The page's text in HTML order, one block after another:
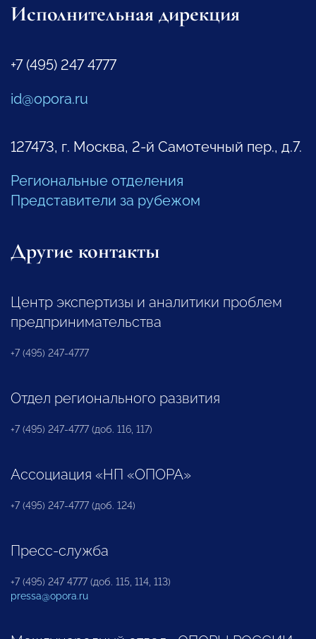
Исполнительная дирекция
+7 (495) 247 4777
id@opora.ru
127473, г. Москва, 2-й Самотечный пер., д.7.
Региональные отделения
Представители за рубежом
Другие контакты
Центр экспертизы и аналитики проблем
предпринимательства
+7 (495) 247-4777
Отдел регионального развития
+7 (495) 247-4777 (доб. 116, 117)
Ассоциация «НП «ОПОРА»
+7 (495) 247-4777 (доб. 124)
Пресс-служба
+7 (495) 247 4777 (доб. 115, 114, 113)
pressa@opora.ru